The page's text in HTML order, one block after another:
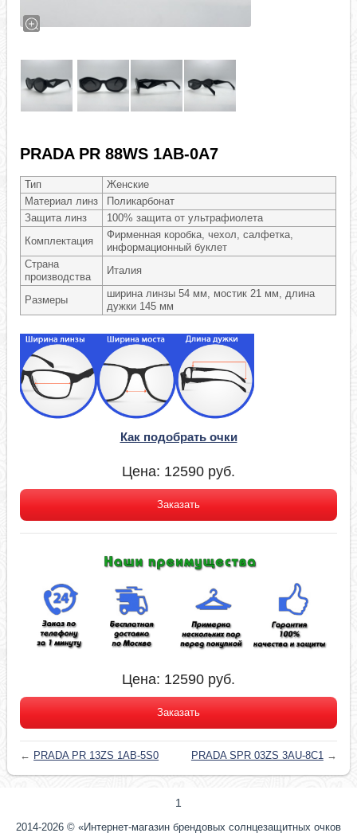
PRADA PR 88WS 1AB-0A7
Тип
Женские
Материал линз
Поликарбонат
Защита линз
100% защита от ультрафиолета
Комплектация
Фирменная коробка, чехол, салфетка,
информационный буклет
Страна
производства
Италия
Размеры
ширина линзы 54 мм, мостик 21 мм, длина
дужки 145 мм
Как подобрать очки
Цена: 12590 руб.
Заказать
Цена: 12590 руб.
Заказать
← PRADA PR 13ZS 1AB-5S0 PRADA SPR 03ZS 3AU-8C1 →
1
2014-2026 © «Интернет-магазин брендовых солнцезащитных очков